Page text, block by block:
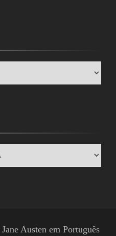
Jane Austen em Português